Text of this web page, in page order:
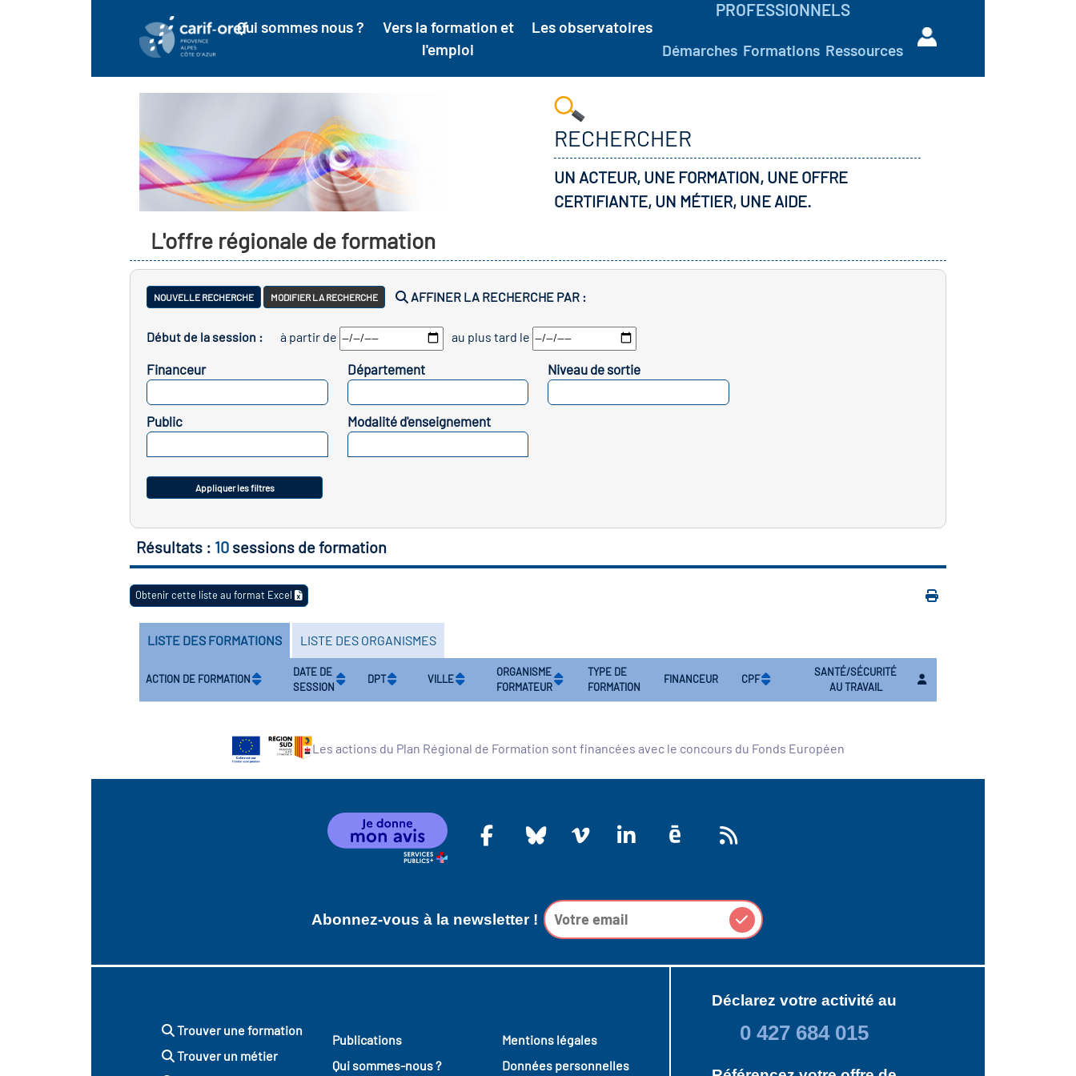
Qui sommes nous ?
Vers la formation et
l'emploi
Les observatoires
PROFESSIONNELS
Démarches Formations Ressources
RECHERCHER
UN ACTEUR, UNE FORMATION, UNE OFFRE
CERTIFIANTE, UN MÉTIER, UNE AIDE.
L'offre régionale de formation
NOUVELLE RECHERCHE MODIFIER LA RECHERCHE AFFINER LA RECHERCHE PAR :
Début de la session : à partir de au plus tard le
Financeur Département Niveau de sortie
Public Modalité d'enseignement
Appliquer les filtres
Résultats : 10 sessions de formation
Obtenir cette liste au format Excel
LISTE DES FORMATIONS LISTE DES ORGANISMES
ACTION DE FORMATION
DATE DE
SESSION
DPT VILLE
ORGANISME
FORMATEUR
TYPE DE
FORMATION
FINANCEUR CPF
SANTÉ/SÉCURITÉ
AU TRAVAIL
Les actions du Plan Régional de Formation sont financées avec le concours du Fonds Européen
Abonnez-vous à la newsletter !
Trouver une formation
Trouver un métier
Publications
Qui sommes-nous ?
Mentions légales
Données personnelles
Déclarez votre activité au
0 427 684 015